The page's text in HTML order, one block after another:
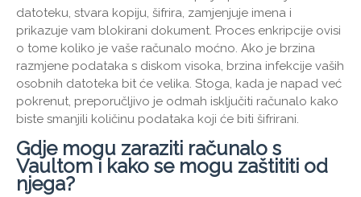
datoteku, stvara kopiju, šifrira, zamjenjuje imena i
prikazuje vam blokirani dokument. Proces enkripcije ovisi
o tome koliko je vaše računalo moćno. Ako je brzina
razmjene podataka s diskom visoka, brzina infekcije vaših
osobnih datoteka bit će velika. Stoga, kada je napad već
pokrenut, preporučljivo je odmah isključiti računalo kako
biste smanjili količinu podataka koji će biti šifrirani.
Gdje mogu zaraziti računalo s
Vaultom i kako se mogu zaštititi od
njega?